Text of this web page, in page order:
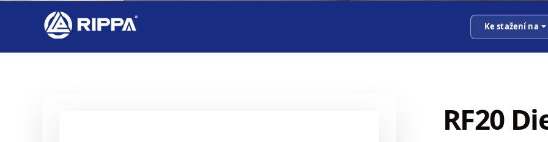
Ke stažení na
RF20